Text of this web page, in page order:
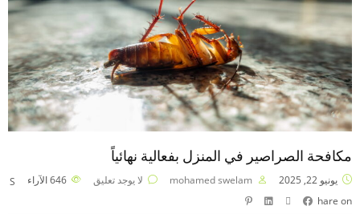
مكافحة الصراصير في المنزل بفعالية نهائياً
يونيو 22, 2025 mohamed swelam لا يوجد تعليق الآراء
S
hare on